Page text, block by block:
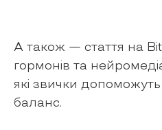
А також — стаття на
гормонів та
які звички
баланс.